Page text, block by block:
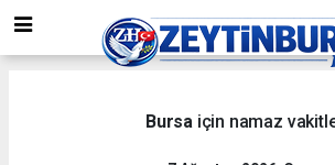
Bursa için namaz